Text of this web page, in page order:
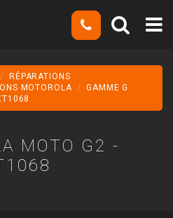
RÉPARATIONS
MOTOROLA
GAMME G
MOTO G2 -